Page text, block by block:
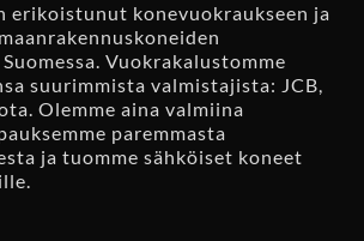
erikoistunut konevuokraukseen ja
Vuokrakalustomme
suurimmista valmistajista: JCB,
Olemme aina valmiina
paremmasta
ja tuomme sähköiset koneet